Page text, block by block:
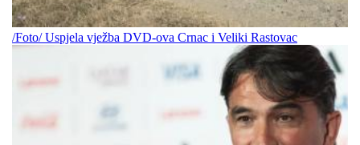
/Foto/ Uspjela vježba DVD-ova Crnac i Veliki Rastovac